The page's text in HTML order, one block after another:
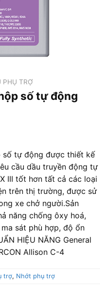
PHỤ TRỢ
số tự động
số tự động được thiết kế
cầu dầu truyền động tự
III tốt hơn tất cả các loại
trên thị trường, được sử
xe chở người.Sản
năng chống ôxy hoá,
sát phù hợp, độ ổn
HIỆU NĂNG General
Allison C-4
trợ, Nhớt phụ trợ